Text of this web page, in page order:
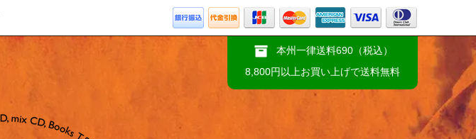
本州一律送料690（税込）
8,800円以上お買い上げで送料無料